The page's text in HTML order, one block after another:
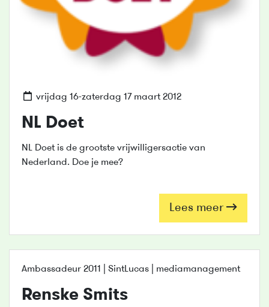
vrijdag 16-zaterdag 17 maart 2012
NL Doet
NL Doet is de grootste vrijwilligersactie van
Nederland. Doe je mee?
Lees meer
Ambassadeur 2011 | SintLucas | mediamanagement
Renske Smits